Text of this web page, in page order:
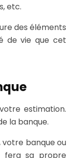
etc.
des éléments
de vie que cet
estimation.
la banque.
banque ou
sa propre